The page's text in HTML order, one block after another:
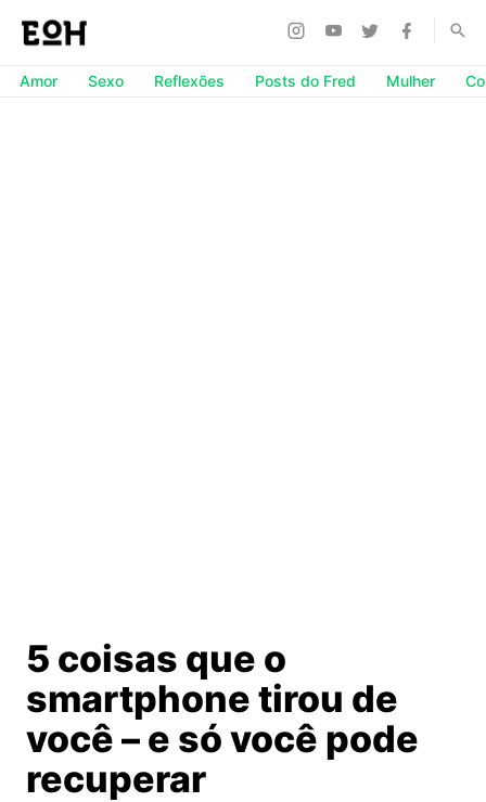
Amor Sexo Reflexões Posts do Fred Mulher
5 coisas que o
smartphone tirou de
você – e só você pode
recuperar